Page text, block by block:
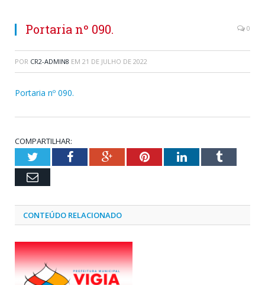
Portaria nº 090. 0
POR CR2-ADMIN8 EM 21 DE JULHO DE 2022
Portaria nº 090.
COMPARTILHAR:
TwitterFacebookGoogle+PinterestLinkedInTumblr
Email
CONTEÚDO RELACIONADO